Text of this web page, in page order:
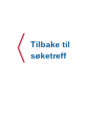
Tilbake til
søketreff